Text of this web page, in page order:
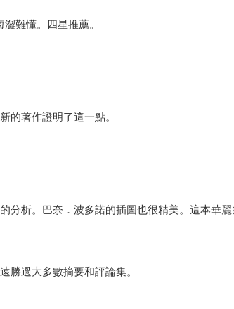
難懂。四星推薦。
的著作證明了這一點。
析。巴奈．波多諾的插圖也很精美。這本華麗
勝過大多數摘要和評論集。